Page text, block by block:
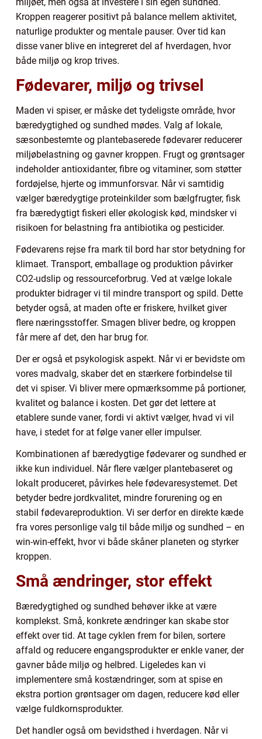
Kroppen reagerer positivt på balance mellem aktivitet,
naturlige produkter og mentale pauser. Over tid kan
disse vaner blive en integreret del af hverdagen, hvor
både miljø og krop trives.
Fødevarer, miljø og trivsel
Maden vi spiser, er måske det tydeligste område, hvor
bæredygtighed og sundhed mødes. Valg af lokale,
sæsonbestemte og plantebaserede fødevarer reducerer
miljøbelastning og gavner kroppen. Frugt og grøntsager
indeholder antioxidanter, fibre og vitaminer, som støtter
fordøjelse, hjerte og immunforsvar. Når vi samtidig
vælger bæredygtige proteinkilder som bælgfrugter, fisk
fra bæredygtigt fiskeri eller økologisk kød, mindsker vi
risikoen for belastning fra antibiotika og pesticider.
Fødevarens rejse fra mark til bord har stor betydning for
klimaet. Transport, emballage og produktion påvirker
CO2-udslip og ressourceforbrug. Ved at vælge lokale
produkter bidrager vi til mindre transport og spild. Dette
betyder også, at maden ofte er friskere, hvilket giver
flere næringsstoffer. Smagen bliver bedre, og kroppen
får mere af det, den har brug for.
Der er også et psykologisk aspekt. Når vi er bevidste om
vores madvalg, skaber det en stærkere forbindelse til
det vi spiser. Vi bliver mere opmærksomme på portioner,
kvalitet og balance i kosten. Det gør det lettere at
etablere sunde vaner, fordi vi aktivt vælger, hvad vi vil
have, i stedet for at følge vaner eller impulser.
Kombinationen af bæredygtige fødevarer og sundhed er
ikke kun individuel. Når flere vælger plantebaseret og
lokalt produceret, påvirkes hele fødevaresystemet. Det
betyder bedre jordkvalitet, mindre forurening og en
stabil fødevareproduktion. Vi ser derfor en direkte kæde
fra vores personlige valg til både miljø og sundhed – en
win-win-effekt, hvor vi både skåner planeten og styrker
kroppen.
Små ændringer, stor effekt
Bæredygtighed og sundhed behøver ikke at være
komplekst. Små, konkrete ændringer kan skabe stor
effekt over tid. At tage cyklen frem for bilen, sortere
affald og reducere engangsprodukter er enkle vaner, der
gavner både miljø og helbred. Ligeledes kan vi
implementere små kostændringer, som at spise en
ekstra portion grøntsager om dagen, reducere kød eller
vælge fuldkornsprodukter.
Det handler også om bevidsthed i hverdagen. Når vi